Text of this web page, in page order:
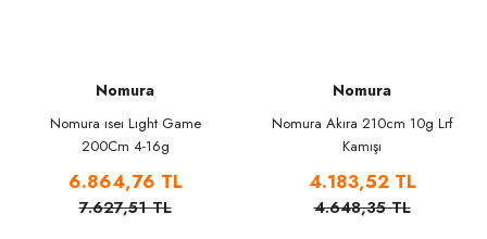
Nomura
Nomura ıseı Lıght Game
200Cm 4-16g
6.864,76 TL
7.627,51 TL
Nomura
Nomura Akıra 210cm 10g Lrf
Kamışı
4.183,52 TL
4.648,35 TL